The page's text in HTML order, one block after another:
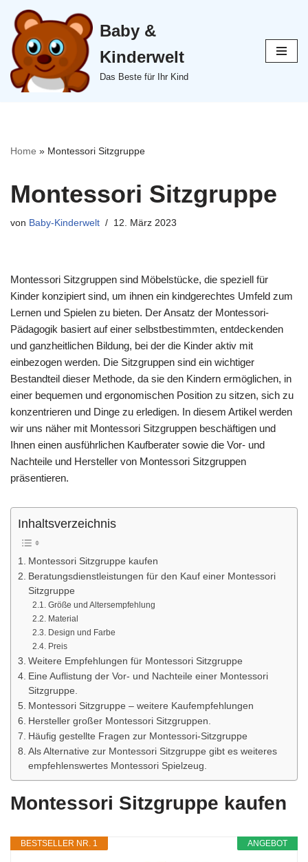
Zum
Inhalt
springen
Baby &
Kinderwelt
Das Beste für Ihr Kind
Home » Montessori Sitzgruppe
Montessori Sitzgruppe
von Baby-Kinderwelt 12. März 2023
Montessori Sitzgruppen sind Möbelstücke, die speziell für
Kinder konzipiert sind, um ihnen ein kindgerechtes Umfeld zum
Lernen und Spielen zu bieten. Der Ansatz der Montessori-
Pädagogik basiert auf einer selbstbestimmten, entdeckenden
und ganzheitlichen Bildung, bei der die Kinder aktiv mit
einbezogen werden. Die Sitzgruppen sind ein wichtiger
Bestandteil dieser Methode, da sie den Kindern ermöglichen, in
einer bequemen und ergonomischen Position zu sitzen, sich zu
konzentrieren und Dinge zu erledigen. In diesem Artikel werden
wir uns näher mit Montessori Sitzgruppen beschäftigen und
Ihnen einen ausführlichen Kaufberater sowie die Vor- und
Nachteile und Hersteller von Montessori Sitzgruppen
präsentieren.
Inhaltsverzeichnis
Montessori Sitzgruppe kaufen
Beratungsdienstleistungen für den Kauf einer Montessori
Sitzgruppe
Größe und Altersempfehlung
Material
Design und Farbe
Preis
Weitere Empfehlungen für Montessori Sitzgruppe
Eine Auflistung der Vor- und Nachteile einer Montessori
Sitzgruppe.
Montessori Sitzgruppe – weitere Kaufempfehlungen
Hersteller großer Montessori Sitzgruppen.
Häufig gestellte Fragen zur Montessori-Sitzgruppe
Als Alternative zur Montessori Sitzgruppe gibt es weiteres
empfehlenswertes Montessori Spielzeug.
Montessori Sitzgruppe kaufen
ANGEBOT
BESTSELLER NR. 1